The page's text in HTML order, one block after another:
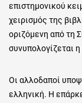
επιστημονικού
χειρισμός της
οριζόμενη από τη
συνυπολογίζεται
Οι αλλοδαποί
ελληνική. Η